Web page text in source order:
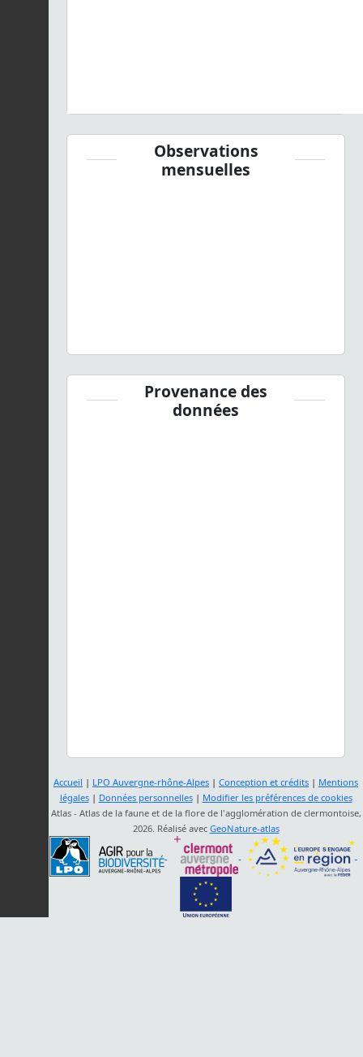
Observations
mensuelles
Provenance des
données
Accueil | LPO Auvergne-rhône-Alpes | Conception et crédits | Mentions
légales| Données personnelles| Modifier les préférences de cookies
Atlas - Atlas de la faune et de la flore de l'agglomération de clermontoise,
2026. Réalisé avec GeoNature-atlas